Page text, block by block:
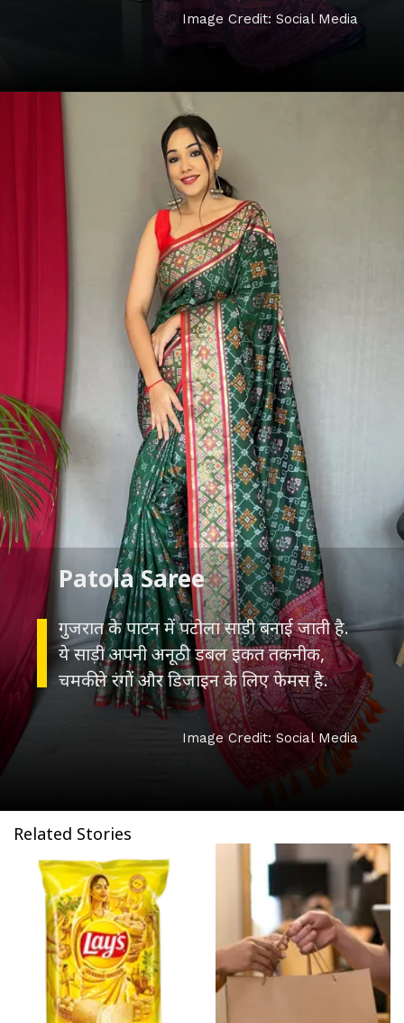
Image Credit: Social Media
गुजरात के पाटन में पटोला साड़ी बनाई जाती है.
ये साड़ी अपनी अनूठी डबल इकत तकनीक,
चमकीले रंगों और डिजाइन के लिए फेमस है.
Patola Saree
Image Credit: Social Media
Related Stories